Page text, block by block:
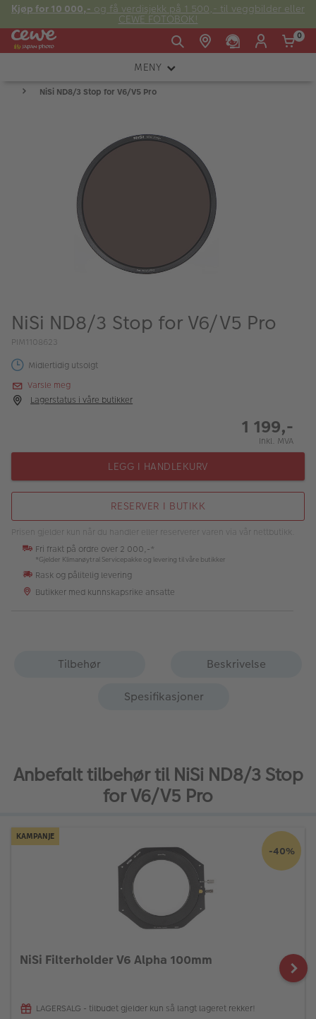
Kjøp for 10 000,- og få verdisjekk på 1 500,- til veggbilder eller
CEWE FOTOBOK!
Fre:
E-post:
kundeservice@japanphoto.no
0
MENY
KAMERA
LYS OG STUDIO
INSTANTFOTO
ALBUM
Merker
Fotokurs
Butikkoversikt
NiSi ND8/3 Stop for V6/V5 Pro
NiSi ND8/3 Stop for V6/V5 Pro
PIM1108623
Midlertidig utsolgt
Varsle meg
Lagerstatus i våre butikker
1 199,-
Inkl. MVA
LEGG I HANDLEKURV
RESERVER I BUTIKK
Prisen gjelder kun når du handler eller reserverer varen via vår nettbutikk.
Fri frakt på ordre over 2 000,-*
*Gjelder Klimanøytral Servicepakke og levering til våre butikker
Rask og pålitelig levering
Butikker med kunnskapsrike ansatte
Tilbehør
Beskrivelse
Spesifikasjoner
Anbefalt tilbehør til NiSi ND8/3 Stop
for V6/V5 Pro
KAMPANJE
-40%
NiSi Filterholder V6 Alpha 100mm
LAGERSALG - tilbudet gjelder kun så langt lageret rekker!